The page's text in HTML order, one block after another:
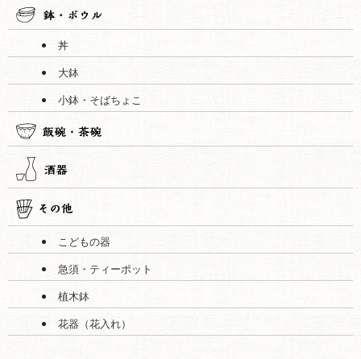
丼
大鉢
小鉢・そばちょこ
こどもの器
急須・ティーポット
植木鉢
花器（花入れ）